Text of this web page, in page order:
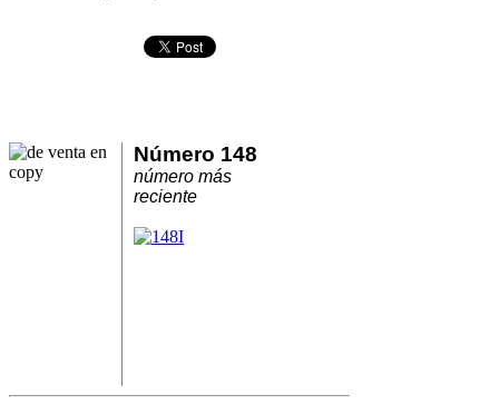
Número 148
número más
reciente